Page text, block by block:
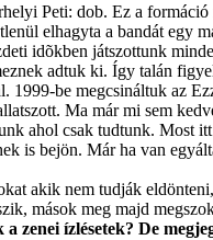
Peti: dob. Ez a formáció
elhagyta a bandát egy
idõkben játszottunk
adtuk ki. Így talán
be megcsináltuk az
Ma már mi sem
ahol csak tudtunk. Most
bejön. Már ha van
akik nem tudják
mások meg majd
ízlésetek? De